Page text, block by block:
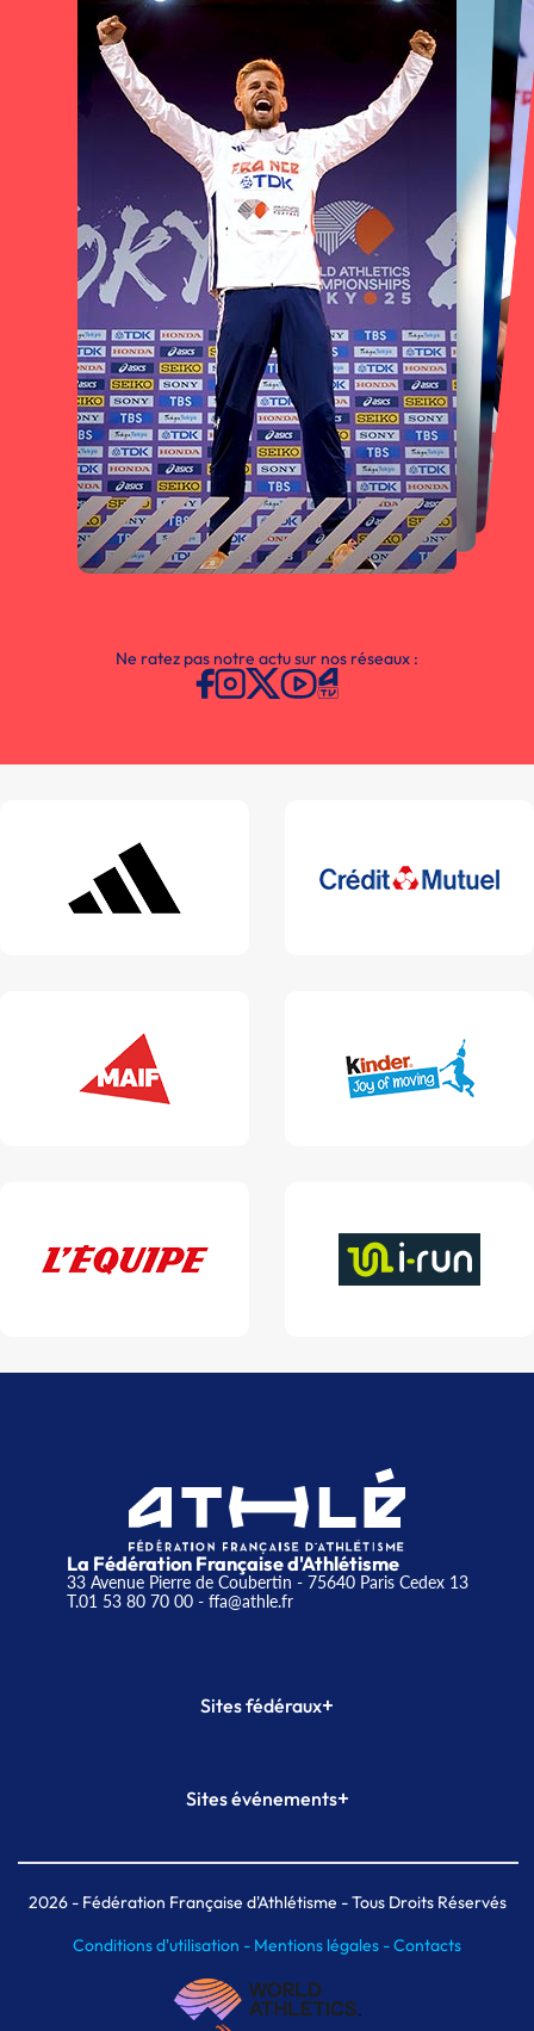
Ne ratez pas notre actu sur nos réseaux :
La Fédération Française d'Athlétisme
33 Avenue Pierre de Coubertin - 75640 Paris Cedex 13
T.01 53 80 70 00- ffa@athle.fr
Sites fédéraux+
Plateforme Formation
Sites événements+
Meeting de Paris indoor
MAIF Ekiden de Paris
2026- Fédération Française d'Athlétisme - Tous Droits Réservés
Conditions d'utilisation - Mentions légales -Contacts